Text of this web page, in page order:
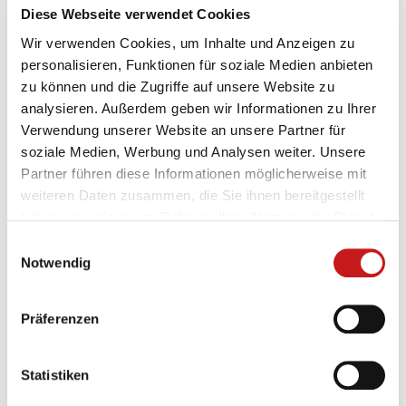
Diese Webseite verwendet Cookies
Wir verwenden Cookies, um Inhalte und Anzeigen zu
personalisieren, Funktionen für soziale Medien anbieten
zu können und die Zugriffe auf unsere Website zu
analysieren. Außerdem geben wir Informationen zu Ihrer
Verwendung unserer Website an unsere Partner für
soziale Medien, Werbung und Analysen weiter. Unsere
Partner führen diese Informationen möglicherweise mit
weiteren Daten zusammen, die Sie ihnen bereitgestellt
Notwendig
Präferenzen
Statistiken
Produktmerkmale
Maximale Leistung: Angetrieben von einem 22
kW-Motor, der mühelos auch 60 mm Laubholz-
Brettware verarbeitet.
Schnittkapazität : Die SERRA BS 800 verarbeitet
Kanthölzer und Brettware bis zu 60 mm
Brettstärke und 800 mm Breite, bei einer
den Kreissägeblättern.
Sägebuchsen, eine davon feststehend und
Brettware auf die gewünschte Breite.